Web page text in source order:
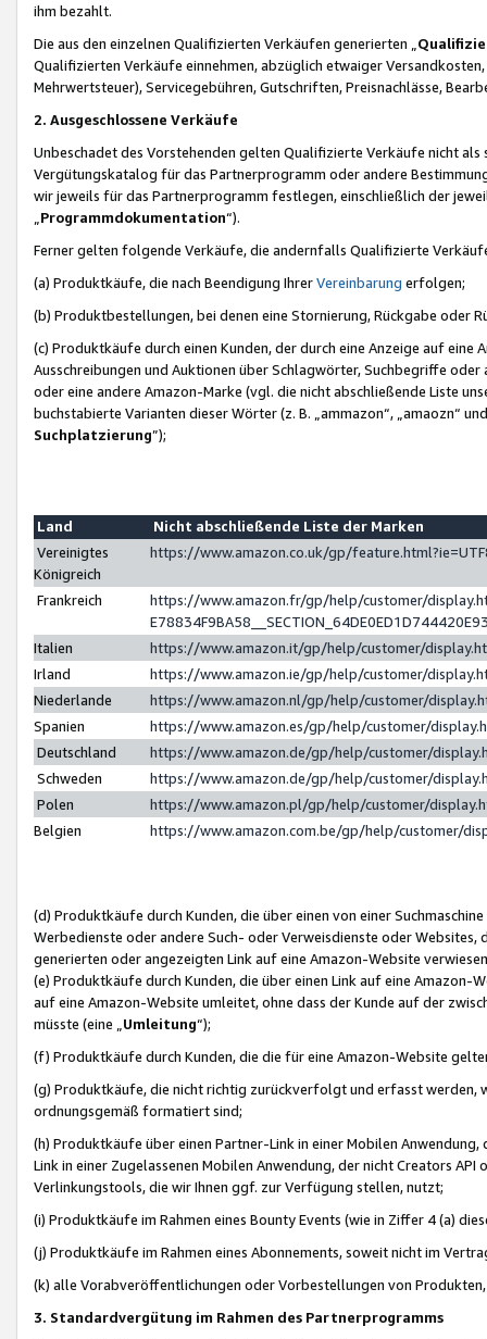
ihm bezahlt.
Die aus den einzelnen Qualifizierten Verkäufen generierten „
Qualifizierten Verkäufe einnehmen, abzüglich etwaiger
Mehrwertsteuer), Servicegebühren, Gutschriften, Preisnachlässe,
2. Ausgeschlossene Verkäufe
Unbeschadet des Vorstehenden gelten Qualifizierte Verkäufe nicht
Vergütungskatalog für das Partnerprogramm oder andere
wir jeweils für das Partnerprogramm festlegen, einschließlich der
Programmdokumentation“).
Ferner gelten folgende Verkäufe, die andernfalls Qualifizierte
(a) Produktkäufe, die nach Beendigung IhrerVereinbarung erfolgen;
(b) Produktbestellungen, bei denen eine Stornierung, Rückgabe oder
(c) Produktkäufe durch einen Kunden, der durch eine Anzeige auf
Ausschreibungen und Auktionen über Schlagwörter, Suchbegriffe
oder eine andere Amazon-Marke (vgl. die nicht abschließende Liste
buchstabierte Varianten dieser Wörter (z. B. „ammazon“, „amaozn“
Suchplatzierung”);
Land
Nicht abschließende Liste der Marken
Vereinigtes
Königreich
https://www.amazon.co.uk/gp/
Frankreich
https://www.amazon.fr/gp/help/customer/
Italien
https://www.amazon.it/gp/help/customer/
Irland
https://www.amazon.ie/gp/help/customer/
Niederlande
https://www.amazon.nl/gp/help/customer/
Spanien
https://www.amazon.es/gp/help/customer/
Deutschland
https://www.amazon.de/gp/help/customer/
Schweden
https://www.amazon.de/gp/help/customer/
Polen
https://www.amazon.pl/gp/help/customer/
Belgien
https://www.amazon.com.be/gp/help/customer/
(d) Produktkäufe durch Kunden, die über einen von einer
Werbedienste oder andere Such- oder Verweisdienste oder Websites,
generierten oder angezeigten Link auf eine Amazon-Website
(e) Produktkäufe durch Kunden, die über einen Link auf eine
auf eine Amazon-Website umleitet, ohne dass der Kunde auf der
müsste (eine „ Umleitung“);
(f) Produktkäufe durch Kunden, die die für eine Amazon-Website
(g) Produktkäufe, die nicht richtig zurückverfolgt und erfasst werden,
ordnungsgemäß formatiert sind;
(h) Produktkäufe über einen Partner-Link in einer Mobilen
Link in einer Zugelassenen Mobilen Anwendung, der nicht Creators
Verlinkungstools, die wir Ihnen ggf. zur Verfügung stellen, nutzt;
(i) Produktkäufe im Rahmen eines Bounty Events (wie in Ziffer 4 (a)
(j) Produktkäufe im Rahmen eines Abonnements, soweit nicht im
(k) alle Vorabveröffentlichungen oder Vorbestellungen von
3. Standardvergütung im Rahmen des Partnerprogramms